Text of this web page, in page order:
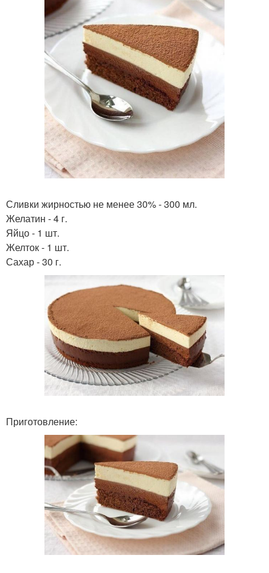
Сливки жирностью не менее 30% - 300 мл.
Желатин - 4 г.
Яйцо - 1 шт.
Желток - 1 шт.
Сахар - 30 г.
Приготовление: